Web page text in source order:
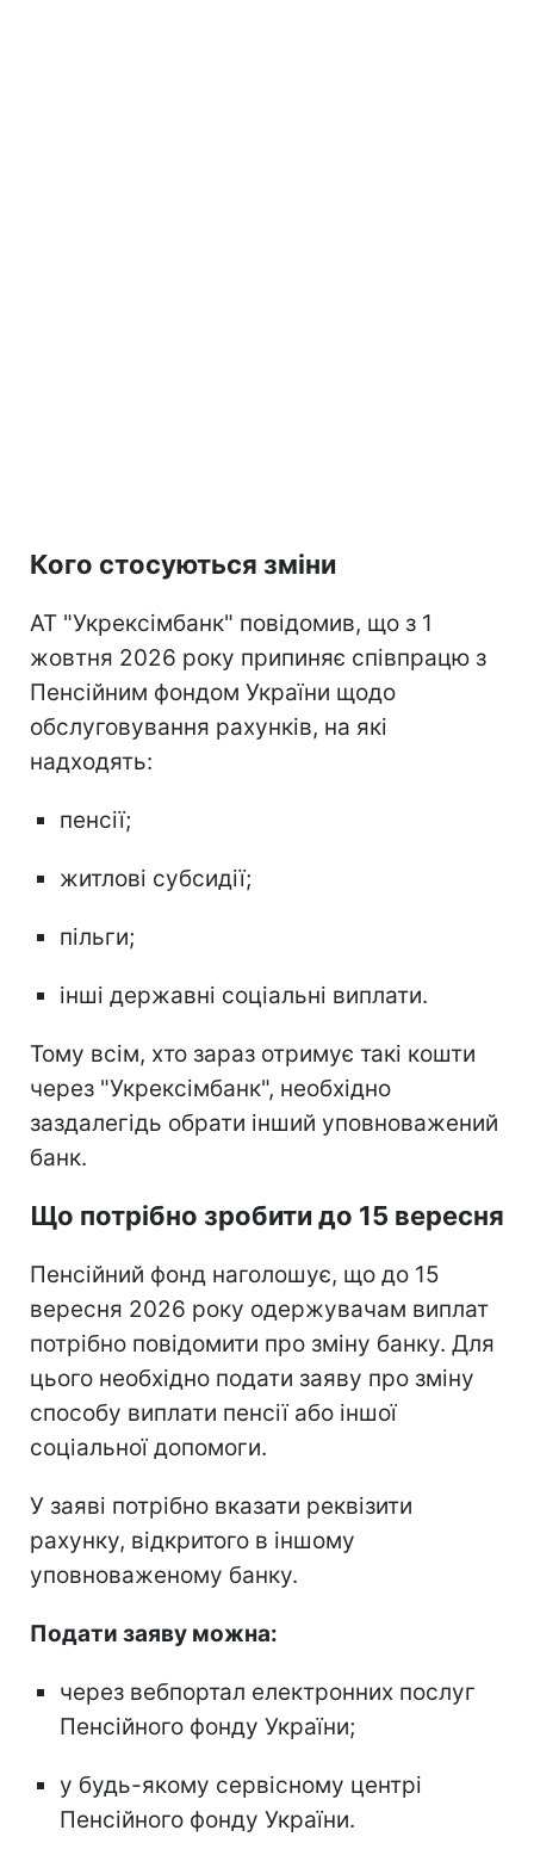
Кого стосуються зміни
АТ "Укрексімбанк" повідомив, що з 1
жовтня 2026 року припиняє співпрацю з
Пенсійним фондом України щодо
обслуговування рахунків, на які
надходять:
пенсії;
житлові субсидії;
пільги;
інші державні соціальні виплати.
Тому всім, хто зараз отримує такі кошти
через "Укрексімбанк", необхідно
заздалегідь обрати інший уповноважений
банк.
Що потрібно зробити до 15 вересня
Пенсійний фонд наголошує, що до 15
вересня 2026 року одержувачам виплат
потрібно повідомити про зміну банку. Для
цього необхідно подати заяву про зміну
способу виплати пенсії або іншої
соціальної допомоги.
У заяві потрібно вказати реквізити
рахунку, відкритого в іншому
уповноваженому банку.
Подати заяву можна:
через вебпортал електронних послуг
Пенсійного фонду України;
у будь-якому сервісному центрі
Пенсійного фонду України.